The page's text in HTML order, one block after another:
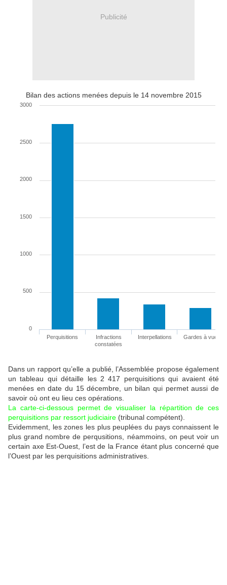
Publicité
Bilan des actions menées depuis le 14 novembre 2015
0
500
1000
1500
2000
2500
3000
Perquisitions
Infractions
constatées
Interpellations Gardes à vue
Dans un rapport qu’elle a publié, l’Assemblée propose également
un tableau qui détaille les 2 417 perquisitions qui avaient été
menées en date du 15 décembre, un bilan qui permet aussi de
savoir où ont eu lieu ces opérations.
La carte-ci-dessous permet de visualiser la répartition de ces
perquisitions par ressort judiciaire (tribunal compétent).
Evidemment, les zones les plus peuplées du pays connaissent le
plus grand nombre de perqusitions, néammoins, on peut voir un
certain axe Est-Ouest, l’est de la France étant plus concerné que
l’Ouest par les perquisitions administratives.